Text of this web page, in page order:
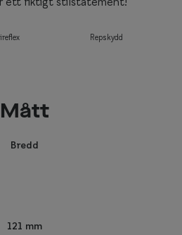
Repskydd
Mått
Bredd
121 mm